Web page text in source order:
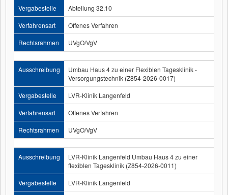
Vergabestelle
Abteilung 32.10
Verfahrensart
Offenes Verfahren
Rechtsrahmen
UVgO/VgV
Ausschreibung
Umbau Haus 4 zu einer Flexiblen Tagesklinik -
Versorgungstechnik (Z854-2026-0017)
Vergabestelle
LVR-Klinik Langenfeld
Verfahrensart
Offenes Verfahren
Rechtsrahmen
UVgO/VgV
Ausschreibung
LVR-Klinik Langenfeld Umbau Haus 4 zu einer
flexiblen Tagesklinik (Z854-2026-0011)
Vergabestelle
LVR-Klinik Langenfeld